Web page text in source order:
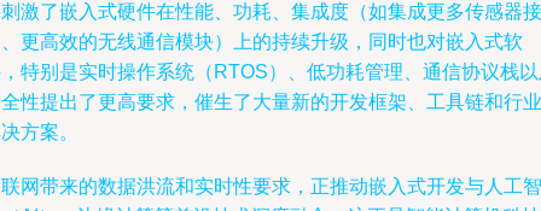
激了嵌入式硬件在性能、功耗、集成度（如集成更多传感器接
更高效的无线通信模块）上的持续升级，同时也对嵌入式软
特别是实时操作系统（RTOS）、低功耗管理、通信协议栈
性提出了更高要求，催生了大量新的开发框架、工具链和行业
方案。
网带来的数据洪流和实时性要求，正推动嵌入式开发与人工智